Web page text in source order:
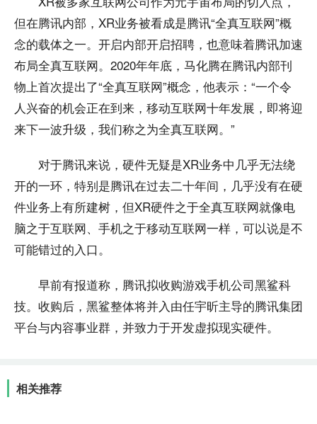
但在腾讯内部，XR业务被看成是腾讯“全真互联网”概
念的载体之一。开启内部开启招聘，也意味着腾讯加速
布局全真互联网。2020年年底，马化腾在腾讯内部刊
物上首次提出了“全真互联网”概念，他表示：“一个令
人兴奋的机会正在到来，移动互联网十年发展，即将迎
来下一波升级，我们称之为全真互联网。”
对于腾讯来说，硬件无疑是XR业务中几乎无法绕
开的一环，特别是腾讯在过去二十年间，几乎没有在硬
件业务上有所建树，但XR硬件之于全真互联网就像电
脑之于互联网、手机之于移动互联网一样，可以说是不
可能错过的入口。
早前有报道称，腾讯拟收购游戏手机公司黑鲨科
技。收购后，黑鲨整体将并入由任宇昕主导的腾讯集团
平台与内容事业群，并致力于开发虚拟现实硬件。
相关推荐